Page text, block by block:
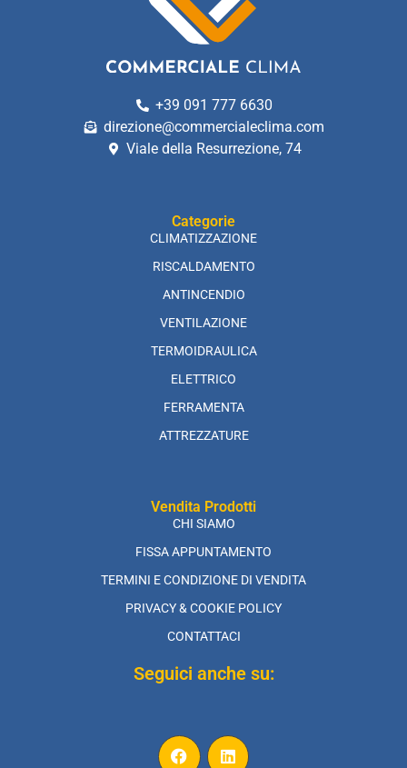
+39 091 777 6630
direzione@commercialeclima.com
Viale della Resurrezione, 74
Categorie
CLIMATIZZAZIONE
RISCALDAMENTO
ANTINCENDIO
VENTILAZIONE
TERMOIDRAULICA
ELETTRICO
FERRAMENTA
ATTREZZATURE
Vendita Prodotti
CHI SIAMO
FISSA APPUNTAMENTO
TERMINI E CONDIZIONE DI VENDITA
PRIVACY & COOKIE POLICY
CONTATTACI
Seguici anche su: